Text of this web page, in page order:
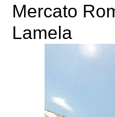
Mercato
Lamela